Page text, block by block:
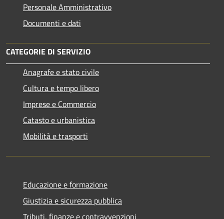
Personale Amministrativo
Documenti e dati
CATEGORIE DI SERVIZIO
Anagrafe e stato civile
Cultura e tempo libero
Imprese e Commercio
Catasto e urbanistica
Mobilità e trasporti
Educazione e formazione
Giustizia e sicurezza pubblica
Tributi, finanze e contravvenzioni